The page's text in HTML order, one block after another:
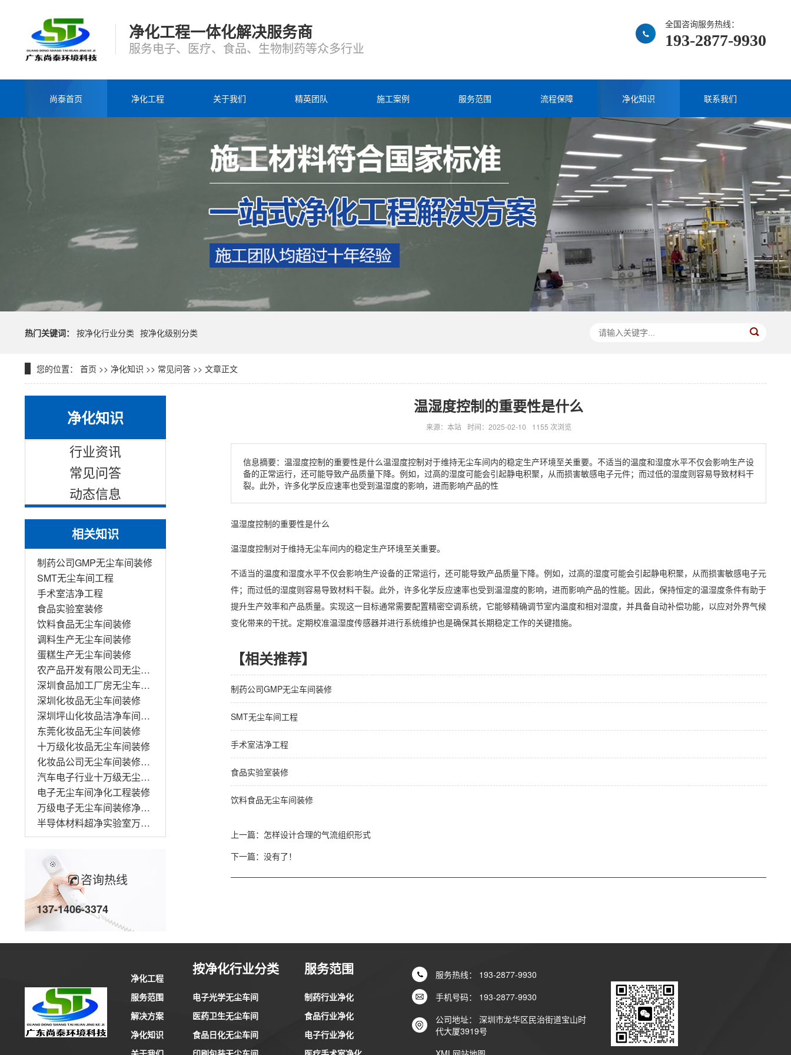
净化工程一体化解决服务商
服务电子、医疗、食品、生物制药等众多行业
全国咨询服务热线：
193-2877-9930
尚泰首页 净化工程 关于我们 精英团队 施工案例 服务范围 流程保障 净化知识 联系我们
热门关键词： 按净化行业分类 按净化级别分类
您的位置： 首页 >> 净化知识 >> 常见问答 >> 文章正文
净化知识
行业资讯
常见问答
动态信息
相关知识
制药公司GMP无尘车间装修
SMT无尘车间工程
手术室洁净工程
食品实验室装修
饮料食品无尘车间装修
调料生产无尘车间装修
蛋糕生产无尘车间装修
农产品开发有限公司无尘车间装修
深圳食品加工厂房无尘车间装修工程
深圳化妆品无尘车间装修
深圳坪山化妆品洁净车间装修
东莞化妆品无尘车间装修
十万级化妆品无尘车间装修
化妆品公司无尘车间装修工程
汽车电子行业十万级无尘车间装修
电子无尘车间净化工程装修
万级电子无尘车间装修净化工程
半导体材料超净实验室万级无尘车间装修
咨询热线
137-1406-3374
温湿度控制的重要性是什么
来源：本站 时间：2025-02-10 1155 次浏览
信息摘要：温湿度控制的重要性是什么温湿度控制对于维持无尘车间内的稳定生产环境至关重要。不适当的温度和湿度水平不仅会影响生产设
备的正常运行，还可能导致产品质量下降。例如，过高的湿度可能会引起静电积聚，从而损害敏感电子元件；而过低的湿度则容易导致材料干
裂。此外，许多化学反应速率也受到温湿度的影响，进而影响产品的性
温湿度控制的重要性是什么
温湿度控制对于维持无尘车间内的稳定生产环境至关重要。
不适当的温度和湿度水平不仅会影响生产设备的正常运行，还可能导致产品质量下降。例如，过高的湿度可能会引起静电积聚，从而损害敏感电子元
件；而过低的湿度则容易导致材料干裂。此外，许多化学反应速率也受到温湿度的影响，进而影响产品的性能。因此，保持恒定的温湿度条件有助于
提升生产效率和产品质量。实现这一目标通常需要配置精密空调系统，它能够精确调节室内温度和相对湿度，并具备自动补偿功能，以应对外界气候
变化带来的干扰。定期校准温湿度传感器并进行系统维护也是确保其长期稳定工作的关键措施。
【相关推荐】
制药公司GMP无尘车间装修
SMT无尘车间工程
手术室洁净工程
食品实验室装修
饮料食品无尘车间装修
上一篇： 怎样设计合理的气流组织形式
下一篇：没有了！
净化工程
服务范围
解决方案
净化知识
按净化行业分类
电子光学无尘车间
医药卫生无尘车间
食品日化无尘车间
服务范围
制药行业净化
食品行业净化
电子行业净化
服务热线： 193-2877-9930
手机号码： 193-2877-9930
公司地址： 深圳市龙华区民治街道宝山时
代大厦3919号